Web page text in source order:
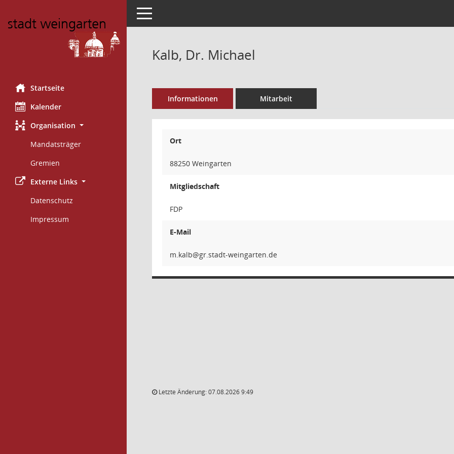
Startseite
Kalender
Organisation
Mandatsträger
Gremien
Externe Links
Datenschutz
Impressum
Toggle navigation
Kalb, Dr. Michael
Informationen Mitarbeit
Ort
88250 Weingarten
Mitgliedschaft
FDP
E-Mail
bla
Letzte Änderung: 07.08.2026 9:49